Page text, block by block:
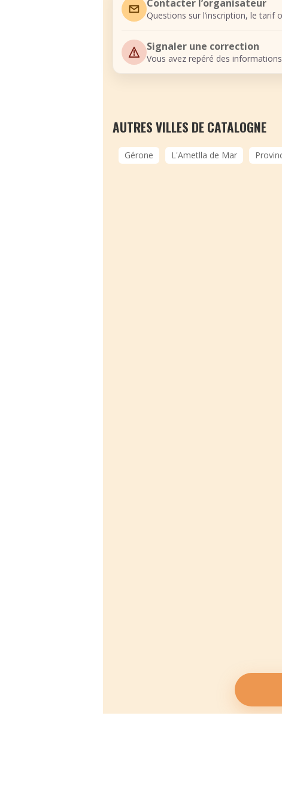
Contacter l’organisateur
Questions sur l’inscription, le tarif
Signaler une correction
Vous avez repéré des
AUTRES VILLES DE CATALOGNE
Gérone L'Ametlla de Mar